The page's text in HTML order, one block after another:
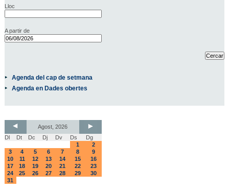
Lloc
A partir de
Agenda del cap de setmana
Agenda en Dades obertes
Agost, 2026
Dl
Dt Dc Dj Dv Ds
Dg
1
2
3
4 5 6 7 8
9
10
11 12 13 14 15
16
17
18 19 20 21 22
23
24
25 26 27 28 29
30
31